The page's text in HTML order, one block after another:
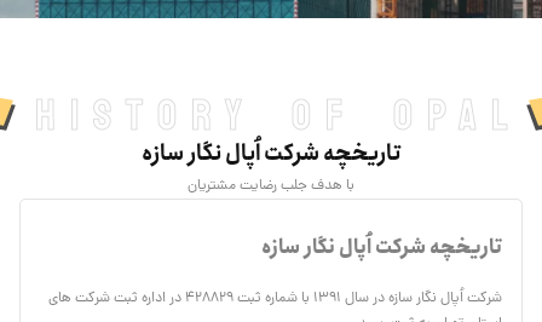
History of Opal
تاریخچه شرکت اُپال نگار سازه
با هدف جلب رضایت مشتریان
تاریخچه شرکت اُپال نگار سازه
شرکت اُپال نگار سازه در سال ۱۳۹۱ با شماره ثبت ۴۲۸۸۲۹ در اداره ثبت شرکت های